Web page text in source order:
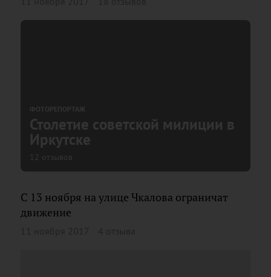
ФОТОРЕПОРТАЖ
Столетие советской милиции в
Иркутске
12 отзывов
C 13 ноября на улице Чкалова ограничат
движение